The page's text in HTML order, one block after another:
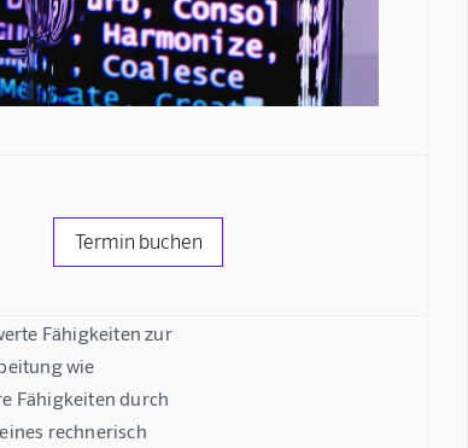
Termin buchen
Fähigkeiten zur
wie
Fähigkeiten durch
rechnerisch